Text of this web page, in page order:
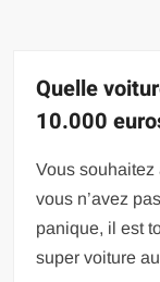
Quelle
10.000
Vous
vous n’avez
panique, il est
super voiture